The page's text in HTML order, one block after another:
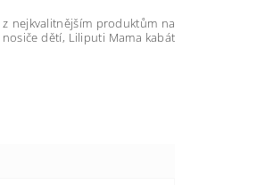
nejkvalitnějším produktům na
dětí, Liliputi Mama kabát